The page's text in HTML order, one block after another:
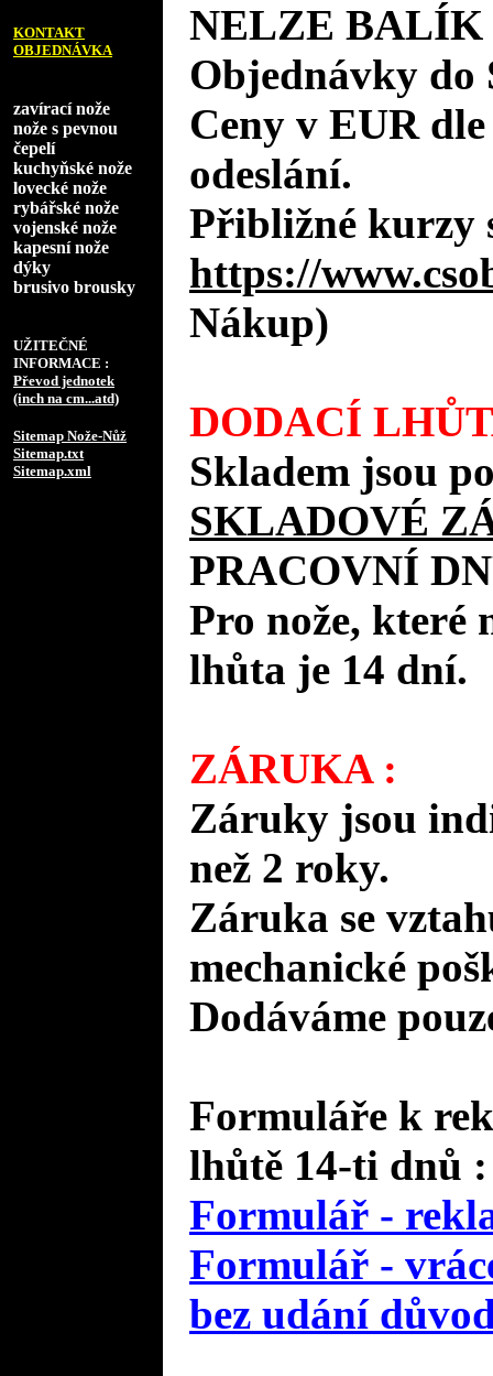
KONTAKT
OBJEDNÁVKA
zavírací nože
nože s pevnou
čepelí
kuchyňské nože
lovecké nože
rybářské nože
vojenské nože
kapesní nože
dýky
brusivo brousky
UŽITEČNÉ
INFORMACE :
Převod jednotek
(inch na cm...atd)
Sitemap Nože-Nůž
Sitemap.txt
Sitemap.xml
NELZE BALÍK
Objednávky do
Ceny v EUR
odeslání.
Přibližné kurzy
https://
Nákup)
DODACÍ
Skladem jsou
SKLADOVÉ
PRACOVNÍ
Pro nože, které
lhůta je 14 dní.
ZÁRUKA :
Záruky jsou
než 2 roky.
Záruka se
mechanické
Dodáváme
Formuláře k
lhůtě 14-ti dnů :
Formulář -
Formulář -
bez udání